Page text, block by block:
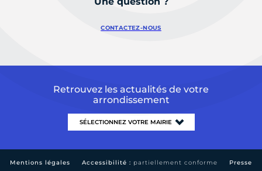
CONTACTEZ-NOUS
Retrouvez les actualités de votre
arrondissement
Mentions légales Accessibilité : partiellement conforme Presse